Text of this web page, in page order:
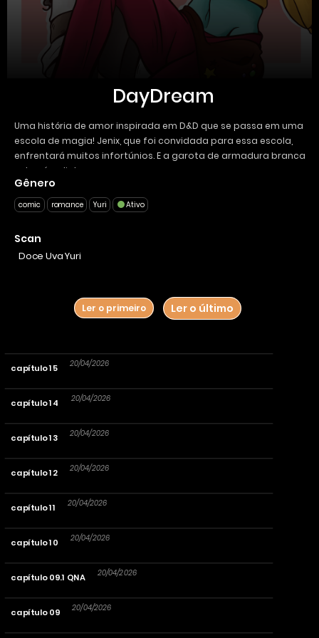
DayDream
Uma história de amor inspirada em D&D que se passa em uma
escola de magia! Jenix, que foi convidada para essa escola,
enfrentará muitos infortúnios. E a garota de armadura branca
salvará o dia!
Gênero
comic romance Yuri Ativo
Scan
Doce Uva Yuri
Ler o primeiro Ler o último
capítulo 15 20/04/2026
capítulo 14 20/04/2026
capítulo 13 20/04/2026
capítulo 12 20/04/2026
capítulo 11 20/04/2026
capítulo 10 20/04/2026
capítulo 09.1 QNA 20/04/2026
capítulo 09 20/04/2026